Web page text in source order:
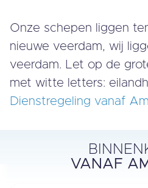
Onze schepen liggen
nieuwe veerdam, wij
veerdam. Let op de
met witte letters:
Dienstregeling vanaf
VANAF
OVERTOCHT
AMELAND -